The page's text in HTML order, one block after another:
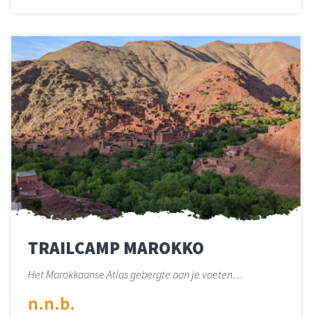
TRAILCAMP MAROKKO
Het Marokkaanse Atlas gebergte aan je voeten…
n.n.b.